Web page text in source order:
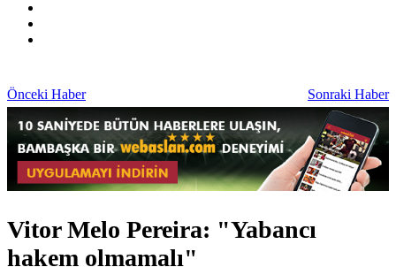
Önceki Haber Sonraki Haber
Vitor Melo Pereira: "Yabancı
hakem olmamalı"